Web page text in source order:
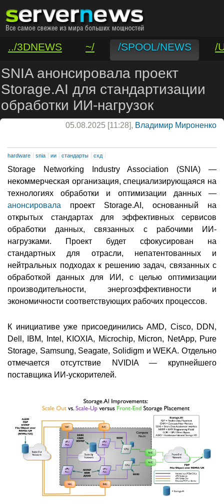
../3DNEWS ~/ /SPOOL/NEWS
/
/VAR/CONTACT
SNIA анонсировала проект
Storage.AI для стандартизации
обработки ИИ-нагрузок
05.08.2025 [11:28], Владимир Мироненко
hardware snia ии стандарты схд
Storage Networking Industry Association (SNIA) —
некоммерческая организация, специализирующаяся на
технологиях обработки и оптимизации данных —
анонсировала проект Storage.AI, основанный на
открытых стандартах для эффективных сервисов
обработки данных, связанных с рабочими ИИ-
нагрузками. Проект будет сфокусирован на
стандартных для отрасли, непатентованных и
нейтральных подходах к решению задач, связанных с
обработкой данных для ИИ, с целью оптимизации
производительности, энергоэффективности и
экономичности соответствующих рабочих процессов.
К инициативе уже присоединились AMD, Cisco, DDN,
Dell, IBM, Intel, KIOXIA, Microchip, Micron, NetApp, Pure
Storage, Samsung, Seagate, Solidigm и WEKA. Отдельно
отмечается отсутствие NVIDIA — крупнейшего
поставщика ИИ-ускорителей.